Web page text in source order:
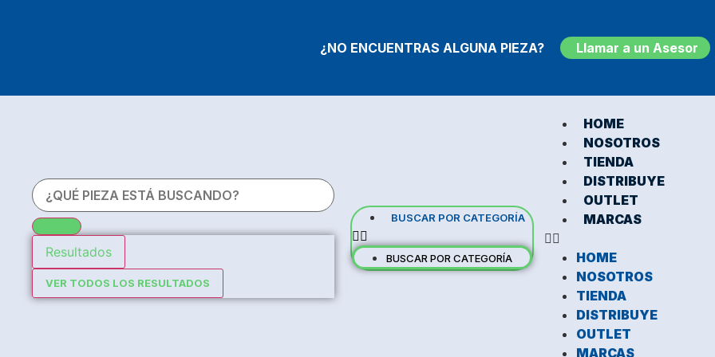
¿NO ENCUENTRAS ALGUNA PIEZA? Llamar a un Asesor
Resultados
VER TODOS LOS RESULTADOS
BUSCAR POR CATEGORÍA
BUSCAR POR CATEGORÍA
HOME
NOSOTROS
TIENDA
DISTRIBUYE
OUTLET
MARCAS
HOME
NOSOTROS
TIENDA
DISTRIBUYE
OUTLET
MARCAS